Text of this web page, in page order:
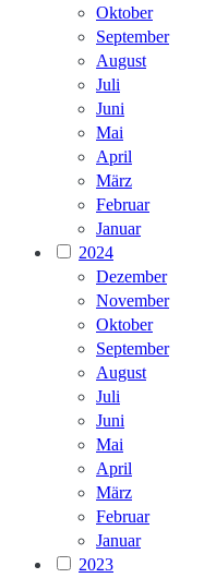
Oktober
September
August
Juli
Juni
Mai
April
März
Februar
Januar
2024
Dezember
November
Oktober
September
August
Juli
Juni
Mai
April
März
Februar
Januar
2023